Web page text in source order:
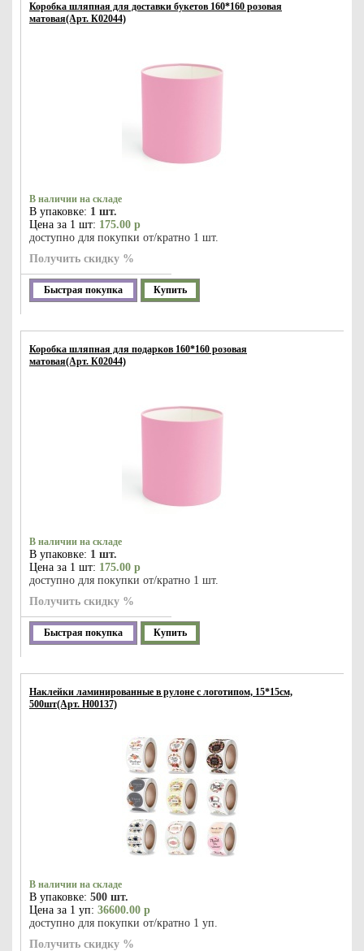
Коробка шляпная для доставки букетов 160*160 розовая
матовая(Арт. К02044)
В наличии на складе
В упаковке: 1 шт.
Цена за 1 шт: 175.00 р
доступно для покупки от/кратно 1 шт.
Получить скидку %
Быстрая покупка Купить
Коробка шляпная для подарков 160*160 розовая
матовая(Арт. К02044)
В наличии на складе
В упаковке: 1 шт.
Цена за 1 шт: 175.00 р
доступно для покупки от/кратно 1 шт.
Получить скидку %
Быстрая покупка Купить
Наклейки ламинированные в рулоне с логотипом, 15*15см,
500шт(Арт. Н00137)
В наличии на складе
В упаковке: 500 шт.
Цена за 1 уп: 36600.00 р
доступно для покупки от/кратно 1 уп.
Получить скидку %